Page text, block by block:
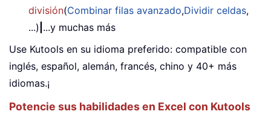
división(Combinar filas avanzado,Dividir celdas,
...) ...y muchas más
Use Kutools en su idioma preferido: compatible con
inglés, español, alemán, francés, chino y 40+ más
idiomas.¡
Potencie sus habilidades en Excel con Kutools